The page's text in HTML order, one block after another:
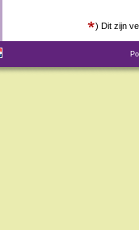
) Dit zijn